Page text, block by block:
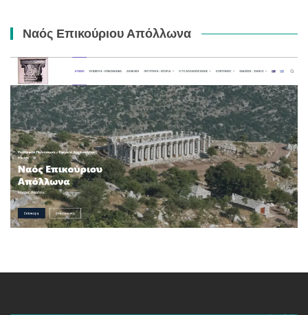
Ναός Επικούριου Απόλλωνα